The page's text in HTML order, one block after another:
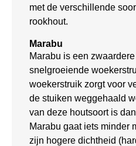
met de verschillende
rookhout.
Marabu
Marabu is een
snelgroeiende
woekerstruik zorgt voor
de stuiken weggehaald
van deze houtsoort is
Marabu gaat iets minder
zijn hogere dichtheid